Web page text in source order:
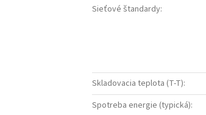
Sieťové štandardy:
Skladovacia teplota (T-T):
Spotreba energie (typická):